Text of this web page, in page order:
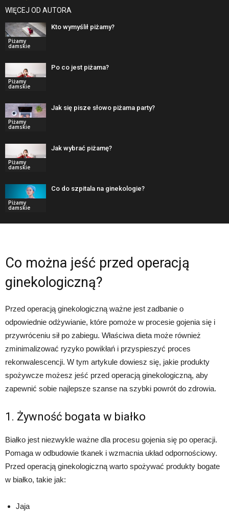
WIĘCEJ OD AUTORA
Piżamy
damskie
Kto wymyślił piżamy?
Piżamy
damskie
Po co jest piżama?
Piżamy
damskie
Jak się pisze słowo piżama party?
Piżamy
damskie
Jak wybrać piżamę?
Piżamy
damskie
Co do szpitala na ginekologie?
Co można jeść przed operacją
ginekologiczną?
Przed operacją ginekologiczną ważne jest zadbanie o
odpowiednie odżywianie, które pomoże w procesie gojenia się i
przywróceniu sił po zabiegu. Właściwa dieta może również
zminimalizować ryzyko powikłań i przyspieszyć proces
rekonwalescencji. W tym artykule dowiesz się, jakie produkty
spożywcze możesz jeść przed operacją ginekologiczną, aby
zapewnić sobie najlepsze szanse na szybki powrót do zdrowia.
1. Żywność bogata w białko
Białko jest niezwykle ważne dla procesu gojenia się po operacji.
Pomaga w odbudowie tkanek i wzmacnia układ odpornościowy.
Przed operacją ginekologiczną warto spożywać produkty bogate
w białko, takie jak:
Jaja